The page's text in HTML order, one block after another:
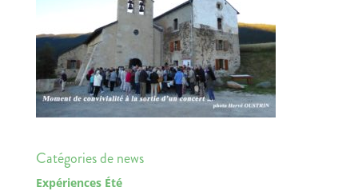
Catégories de news
Expériences Été